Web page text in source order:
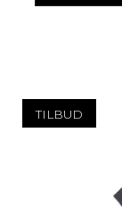
TILBUD